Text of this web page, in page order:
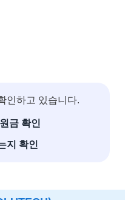
인하고 있습니다.
금 확인
지 확인